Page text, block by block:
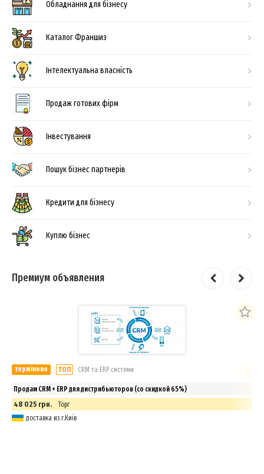
Обладнання для бізнесу
Каталог Франшиз
Інтелектуальна власність
Продаж готових фірм
Інвестування
Пошук бізнес партнерів
Кредити для бізнесу
Куплю бізнес
Премиум объявления
терміново ТОП СRM та ERP системи
Продам CRM + ERP для дистрибьюторов (со скидкой 65%)
48 025 грн.
Торг
доставка из г.Київ